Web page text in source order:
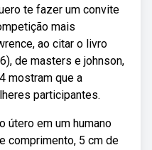
te fazer um convite
mais
ao citar o livro
de masters e johnson,
mostram que a
participantes.
útero em um humano
comprimento, 5 cm de